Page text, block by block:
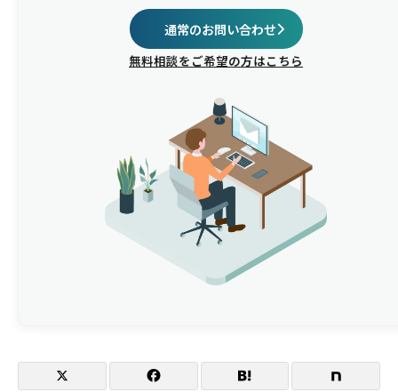
通常のお問い合わせ
無料相談をご希望の方はこちら
イベント名